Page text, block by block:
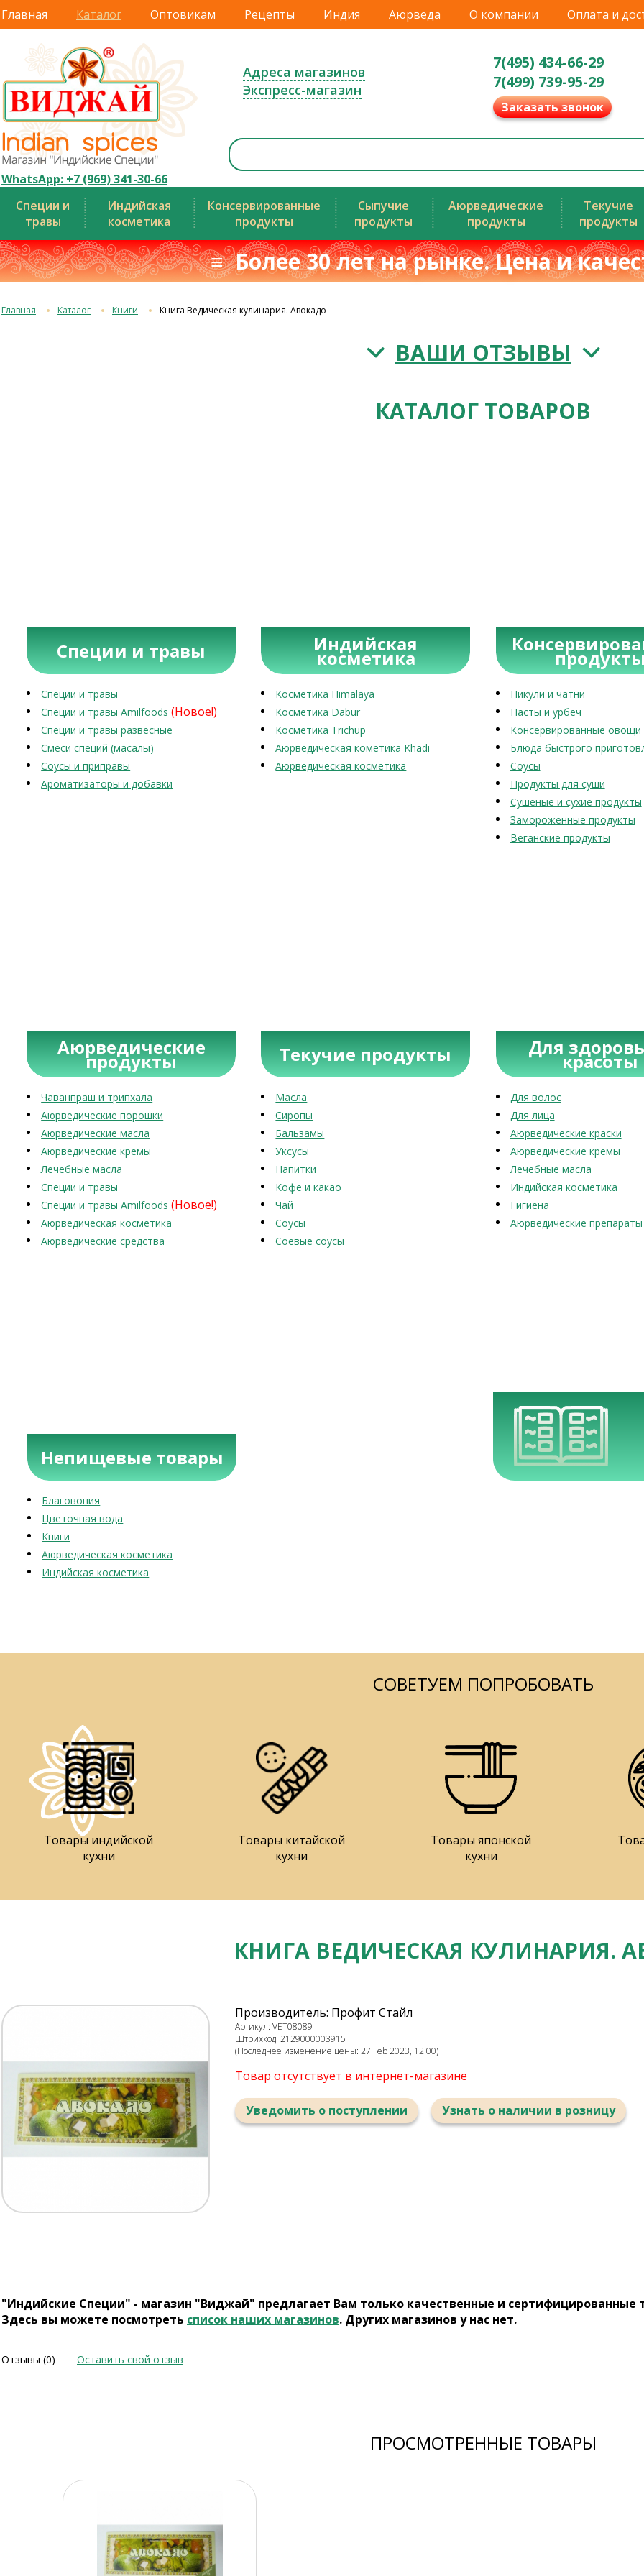
Главная Каталог Оптовикам Рецепты Индия Аюрведа О компании Оплата и
WhatsApp: +7 (969) 341-30-66
Адреса магазинов
Экспресс-магазин
7(495) 434-66-29
7(499) 739-95-29
Заказать звонок
Специи и
травы
Индийская
косметика
Консервированные
продукты
Сыпучие
продукты
Аюрведические
продукты
Текучие
продукты
≡ Более 30 лет на рынке. Цена и
Главная Каталог Книги Книга Ведическая кулинария. Авокадо
ВАШИ ОТЗЫВЫ
КАТАЛОГ ТОВАРОВ
Специи и травы
Специи и травы
Специи и травы Amilfoods (Новое!)
Специи и травы развесные
Смеси специй (масалы)
Соусы и приправы
Ароматизаторы и добавки
Индийская
косметика
Косметика Himalaya
Косметика Dabur
Косметика Trichup
Аюрведическая кометика Khadi
Аюрведическая косметика
Пикули и чатни
Пасты и урбеч
Консервированные овощи
Блюда быстрого
Соусы
Продукты для суши
Сушеные и сухие продукты
Замороженные продукты
Веганские продукты
Аюрведические
продукты
Чаванпраш и трипхала
Аюрведические порошки
Аюрведические масла
Аюрведические кремы
Лечебные масла
Специи и травы
Специи и травы Amilfoods (Новое!)
Аюрведическая косметика
Аюрведические средства
Текучие продукты
Масла
Сиропы
Бальзамы
Уксусы
Напитки
Кофе и какао
Чай
Соусы
Соевые соусы
Для
красоты
Для волос
Для лица
Аюрведические краски
Аюрведические кремы
Лечебные масла
Индийская косметика
Гигиена
Аюрведические препараты
Непищевые товары
Благовония
Цветочная вода
Книги
Аюрведическая косметика
Индийская косметика
СОВЕТУЕМ ПОПРОБОВАТЬ
Товары индийской
кухни
Товары китайской
кухни
Товары японской
кухни
КНИГА ВЕДИЧЕСКАЯ КУЛИНАРИЯ.
Производитель: Профит Стайл
Артикул: VET08089
Штрихкод: 2129000003915
(Последнее изменение цены: 27 Feb 2023, 12:00)
Товар отсутствует в интернет-магазине
Уведомить о поступлении Узнать о наличии в розницу
"Индийские Специи" - магазин "Виджай" предлагает Вам только качественные и сертифицированные
Здесь вы можете посмотреть список наших магазинов. Других магазинов у нас нет.
Отзывы (0) Оставить свой отзыв
ПРОСМОТРЕННЫЕ ТОВАРЫ